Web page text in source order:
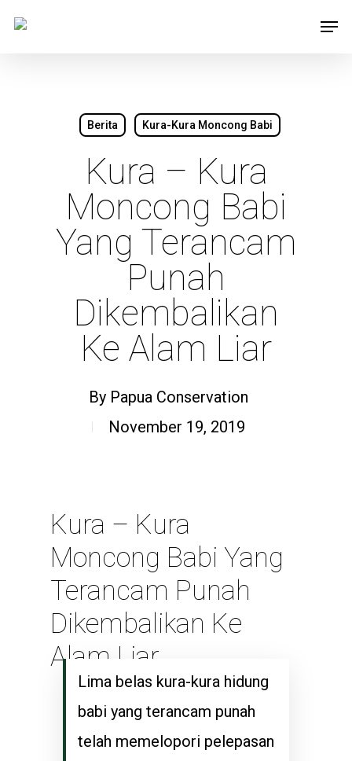
Skip
Berita Kura-Kura Moncong Babi
Kura – Kura
Moncong Babi
Yang Terancam
Punah
Dikembalikan
Ke Alam Liar
By Papua Conservation
November 19, 2019
Kura – Kura
Moncong Babi Yang
Terancam Punah
Dikembalikan Ke
Alam Liar
Lima belas kura-kura hidung
babi yang terancam punah
telah memelopori pelepasan